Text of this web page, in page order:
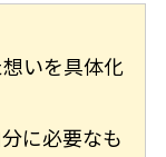
いを具体化
に必要なも